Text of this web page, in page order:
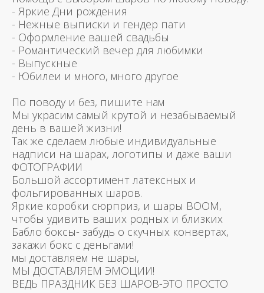
- Яркие Дни рождения
- Нежные выписки и гендер пати
- Оформление вашей свадьбы
- Романтический вечер для любимки
- Выпускные
- Юбилеи и много, много другое
По поводу и без, пишите нам
Мы украсим самый крутой и незабываемый
день в вашей жизни!
Так же сделаем любые индивидуальные
надписи на шарах, логотипы и даже ваши
ФОТОГРАФИИ
Большой ассортимент латексных и
фольгированных шаров.
Яркие коробки сюрприз, и шары BOOM,
чтобы удивить ваших родных и близких
Бабло боксы- забудь о скучных конвертах,
закажи бокс с деньгами!
мы доставляем не шары,
МЫ ДОСТАВЛЯЕМ ЭМОЦИИ!
ВЕДЬ ПРАЗДНИК БЕЗ ШАРОВ-ЭТО ПРОСТО